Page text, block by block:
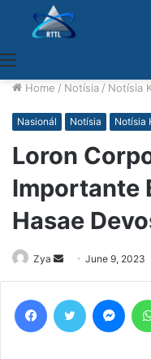
Home / Notísia / Notísia
Nasionál Notísia Notísia
Loron
Importante
Hasae
Zya
Send
an
email
June 9, 2023